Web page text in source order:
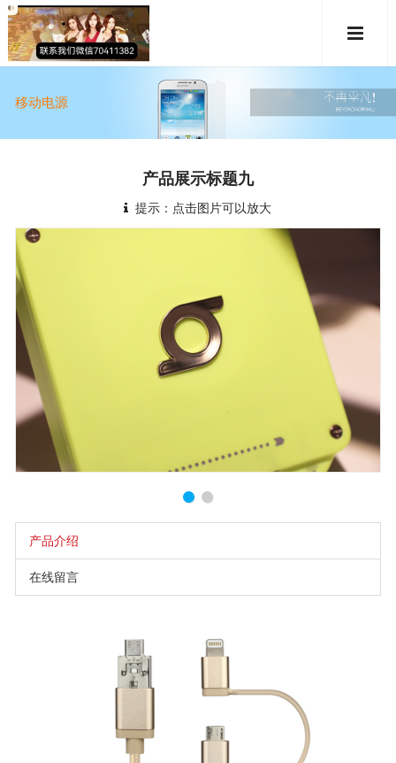
移动电源
产品展示标题九
提示：点击图片可以放大
产品介绍
在线留言